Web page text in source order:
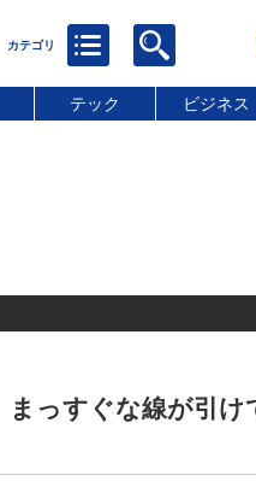
テック ビジネス
っすぐな線が引け